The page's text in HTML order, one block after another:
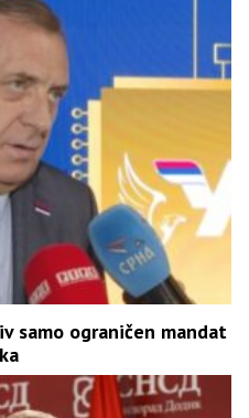
samo ograničen mandat